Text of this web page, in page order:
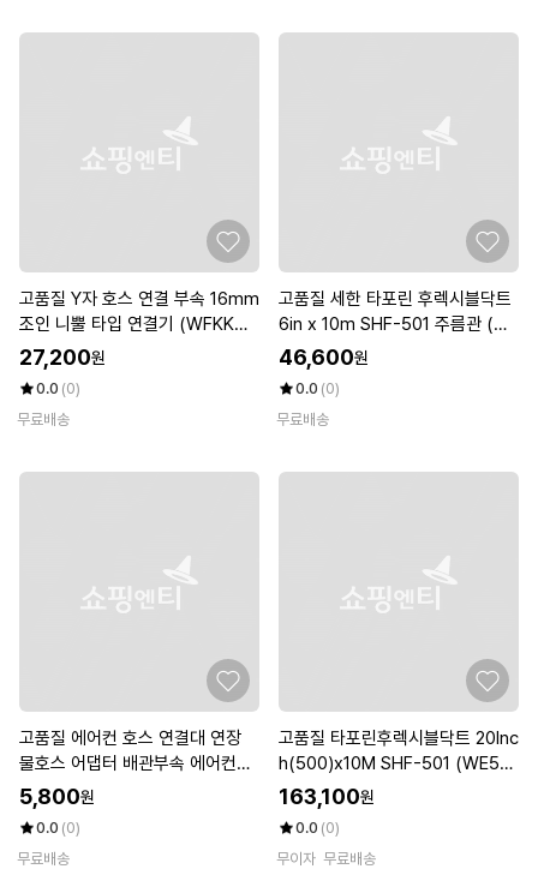
고품질 Y자 호스 연결 부속 16mm
조인 니뿔 타입 연결기 (WFKKMF
L)
27,200원
0.0 (0)
무료배송
고품질 세한 타포린 후렉시블닥트
6in x 10m SHF-501 주름관 (W1
5ED45)
46,600원
0.0 (0)
무료배송
고품질 에어컨 호스 연결대 연장
물호스 어댑터 배관부속 에어컨부
품 (W9C41F3)
5,800원
0.0 (0)
무료배송
고품질 타포린후렉시블닥트 20lnc
h(500)x10M SHF-501 (WE59
8ED)
163,100원
0.0 (0)
무이자 무료배송